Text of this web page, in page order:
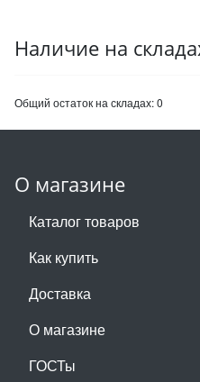
Наличие на
Общий остаток на складах:0
О магазине
Каталог товаров
Как купить
Доставка
О магазине
ГОСТы